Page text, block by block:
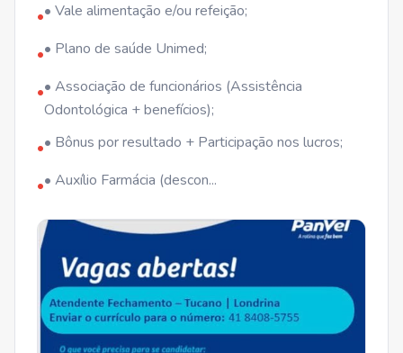
•• Vale alimentação e/ou refeição;
•• Plano de saúde Unimed;
•• Associação de funcionários (Assistência
Odontológica + benefícios);
•• Bônus por resultado + Participação nos lucros;
•• Auxílio Farmácia (descon...